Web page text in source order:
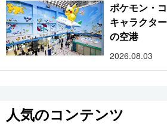
ポケモン・
キャラクタ
の空港
2026.08.03
人気のコンテンツ